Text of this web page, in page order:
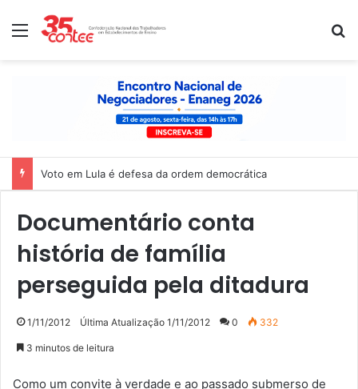
Menu
Voto em Lula é defesa da ordem democrática
Documentário conta
história de família
perseguida pela ditadura
1/11/2012 Última Atualização 1/11/2012 0 332
3 minutos de leitura
Como um convite à verdade e ao passado submerso de